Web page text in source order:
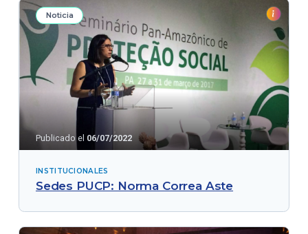
Noticia
Publicado el 06/07/2022
INSTITUCIONALES
Sedes PUCP: Norma Correa Aste